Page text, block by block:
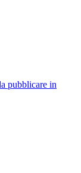
pubblicare in